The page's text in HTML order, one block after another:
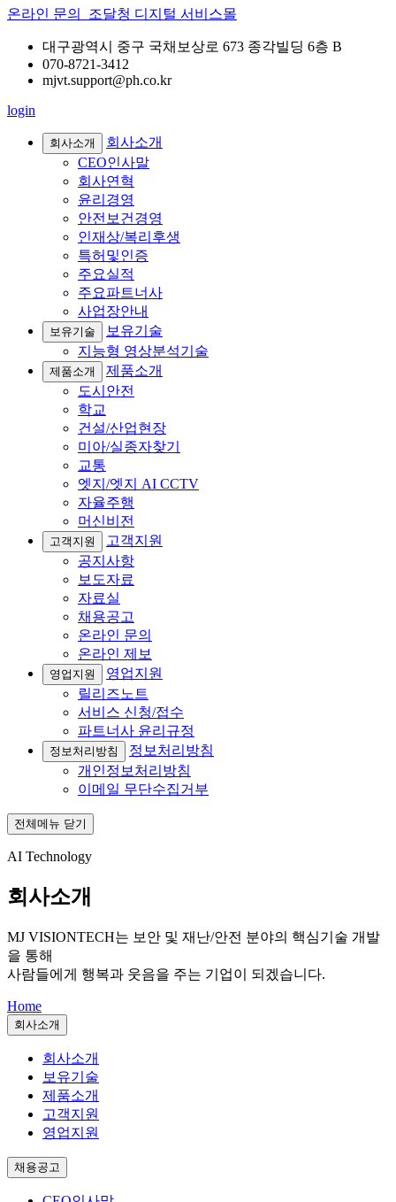
온라인 문의 조달청 디지털 서비스몰
대구광역시 중구 국채보상로 673 종각빌딩 6층 B
070-8721-3412
mjvt.support@ph.co.kr
login
회사소개
회사소개
CEO인사말
회사연혁
윤리경영
안전보건경영
인재상/복리후생
특허및인증
주요실적
주요파트너사
사업장안내
보유기술
보유기술
지능형 영상분석기술
제품소개
제품소개
도시안전
학교
건설/산업현장
미아/실종자찾기
교통
엣지/엣지 AI CCTV
자율주행
머신비전
고객지원
고객지원
공지사항
보도자료
자료실
채용공고
온라인 문의
온라인 제보
영업지원
영업지원
릴리즈노트
서비스 신청/접수
파트너사 윤리규정
정보처리방침
정보처리방침
개인정보처리방침
이메일 무단수집거부
전체메뉴 닫기
AI Technology
회사소개
MJ VISIONTECH는 보안 및 재난/안전 분야의 핵심기술 개발
을 통해
사람들에게 행복과 웃음을 주는 기업이 되겠습니다.
Home
회사소개
회사소개
보유기술
제품소개
고객지원
영업지원
채용공고